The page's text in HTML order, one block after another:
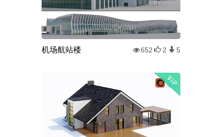
机场航站楼 652 2 5